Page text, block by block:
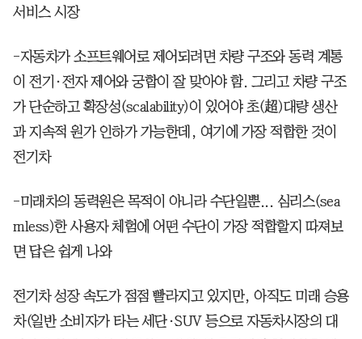
서비스 시장
-자동차가 소프트웨어로 제어되려면 차량 구조와 동력 계통
이 전기·전자 제어와 궁합이 잘 맞아야 함. 그리고 차량 구조
가 단순하고 확장성(scalability)이 있어야 초(超)대량 생산
과 지속적 원가 인하가 가능한데, 여기에 가장 적합한 것이
전기차
-미래차의 동력원은 목적이 아니라 수단일뿐... 심리스(sea
mless)한 사용자 체험에 어떤 수단이 가장 적합할지 따져보
면 답은 쉽게 나와
전기차 성장 속도가 점점 빨라지고 있지만, 아직도 미래 승용
차(일반 소비자가 타는 세단·SUV 등으로 자동차시장의 대